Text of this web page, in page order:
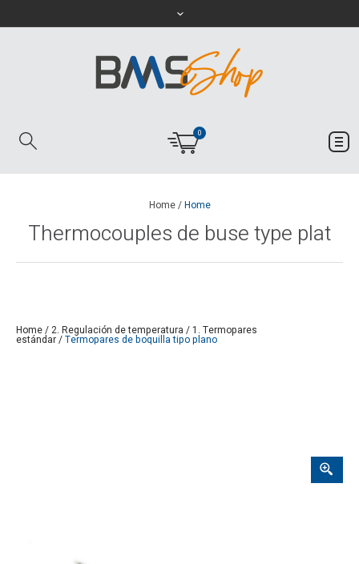
0
Home/Home
Thermocouples de buse type plat
Home/2. Regulación de temperatura /1. Termopares
estándar/Termopares de boquilla tipo plano